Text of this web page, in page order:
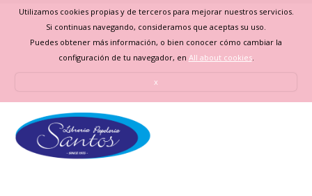
Utilizamos cookies propias y de terceros para mejorar nuestros servicios.
Si continuas navegando, consideramos que aceptas su uso.
Puedes obtener más información, o bien conocer cómo cambiar la
configuración de tu navegador, en All about cookies.
x